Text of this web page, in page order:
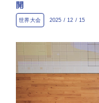
開
世界大会 2025 / 12 / 15